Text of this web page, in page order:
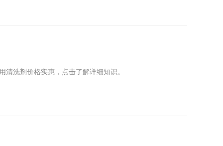
洗剂价格实惠，点击了解详细知识。